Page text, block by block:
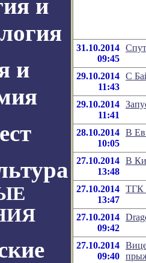
и
и
31.10.2014
09:45
29.10.2014
11:43
С
29.10.2014
11:41
28.10.2014
10:05
В
27.10.2014
13:48
В
27.10.2014
13:47
ТГК
27.10.2014
09:42
27.10.2014
09:40